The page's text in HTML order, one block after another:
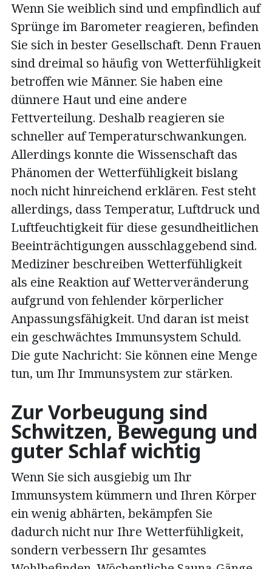
Wenn Sie weiblich sind und empfindlich auf
Sprünge im Barometer reagieren, befinden
Sie sich in bester Gesellschaft. Denn Frauen
sind dreimal so häufig von Wetterfühligkeit
betroffen wie Männer. Sie haben eine
dünnere Haut und eine andere
Fettverteilung. Deshalb reagieren sie
schneller auf Temperaturschwankungen.
Allerdings konnte die Wissenschaft das
Phänomen der Wetterfühligkeit bislang
noch nicht hinreichend erklären. Fest steht
allerdings, dass Temperatur, Luftdruck und
Luftfeuchtigkeit für diese gesundheitlichen
Beeinträchtigungen ausschlaggebend sind.
Mediziner beschreiben Wetterfühligkeit
als eine Reaktion auf Wetterveränderung
aufgrund von fehlender körperlicher
Anpassungsfähigkeit. Und daran ist meist
ein geschwächtes Immunsystem Schuld.
Die gute Nachricht: Sie können eine Menge
tun, um Ihr Immunsystem zur stärken.
Zur Vorbeugung sind
Schwitzen, Bewegung und
guter Schlaf wichtig
Wenn Sie sich ausgiebig um Ihr
Immunsystem kümmern und Ihren Körper
ein wenig abhärten, bekämpfen Sie
dadurch nicht nur Ihre Wetterfühligkeit,
sondern verbessern Ihr gesamtes